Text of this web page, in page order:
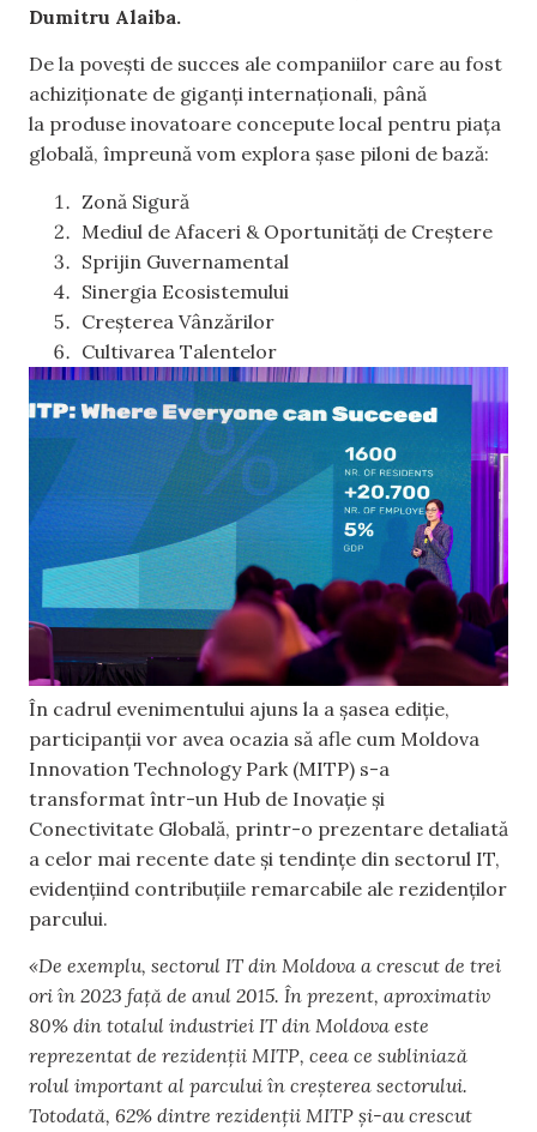
Dumitru Alaiba.
De la povești de succes ale companiilor care au fost
achiziționate de giganți internaționali, până
la produse inovatoare concepute local pentru piața
globală, împreună vom explora șase piloni de bază:
Zonă Sigură
Mediul de Afaceri & Oportunități de Creștere
Sprijin Guvernamental
Sinergia Ecosistemului
Creșterea Vânzărilor
Cultivarea Talentelor
În cadrul evenimentului ajuns la a şasea ediţie,
participanții vor avea ocazia să afle cum Moldova
Innovation Technology Park (MITP) s-a
transformat într-un Hub de Inovație și
Conectivitate Globală, printr-o prezentare detaliată
a celor mai recente date și tendințe din sectorul IT,
evidențiind contribuțiile remarcabile ale rezidenților
parcului.
«De exemplu, sectorul IT din Moldova a crescut de trei
ori în 2023 față de anul 2015. În prezent, aproximativ
80% din totalul industriei IT din Moldova este
reprezentat de rezidenții MITP, ceea ce subliniază
rolul important al parcului în creșterea sectorului.
Totodată, 62% dintre rezidenții MITP și-au crescut